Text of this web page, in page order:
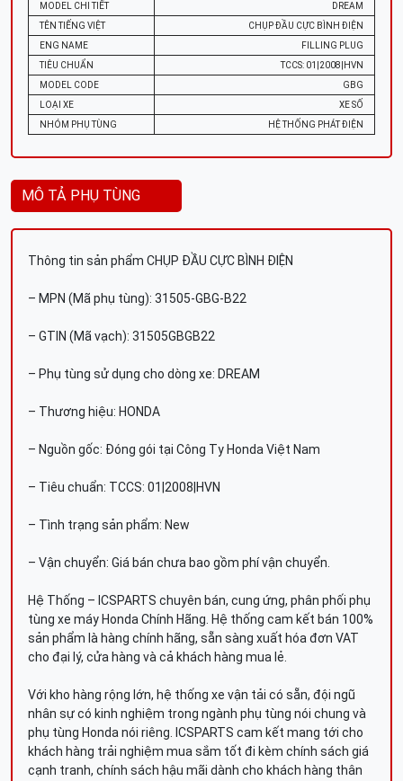
MODEL CHI TIẾT
DREAM
TÊN TIẾNG VIỆT
CHỤP ĐẦU CỰC BÌNH ĐIỆN
ENG NAME
FILLING PLUG
TIÊU CHUẨN
TCCS: 01|2008|HVN
MODEL CODE
GBG
LOẠI XE
XE SỐ
NHÓM PHỤ TÙNG
HỆ THỐNG PHÁT ĐIỆN
MÔ TẢ PHỤ TÙNG
Thông tin sản phẩm CHỤP ĐẦU CỰC BÌNH ĐIỆN
– MPN (Mã phụ tùng): 31505-GBG-B22
– GTIN (Mã vạch): 31505GBGB22
– Phụ tùng sử dụng cho dòng xe: DREAM
– Thương hiệu: HONDA
– Nguồn gốc: Đóng gói tại Công Ty Honda Việt Nam
– Tiêu chuẩn: TCCS: 01|2008|HVN
– Tình trạng sản phẩm: New
– Vận chuyển: Giá bán chưa bao gồm phí vận chuyển.
Hệ Thống – ICSPARTS chuyên bán, cung ứng, phân phối phụ
tùng xe máy Honda Chính Hãng. Hệ thống cam kết bán 100%
sản phẩm là hàng chính hãng, sẵn sàng xuất hóa đơn VAT
cho đại lý, cửa hàng và cả khách hàng mua lẻ.
Với kho hàng rộng lớn, hệ thống xe vận tải có sẵn, đội ngũ
nhân sự có kinh nghiệm trong ngành phụ tùng nói chung và
phụ tùng Honda nói riêng. ICSPARTS cam kết mang tới cho
khách hàng trải nghiệm mua sắm tốt đi kèm chính sách giá
cạnh tranh, chính sách hậu mãi dành cho khách hàng thân